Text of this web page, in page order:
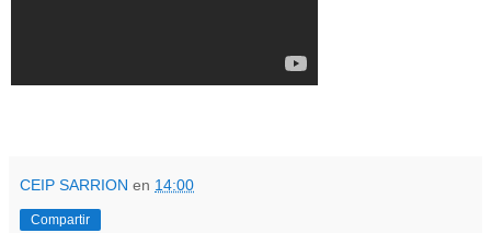
CEIP SARRION en 14:00
Compartir